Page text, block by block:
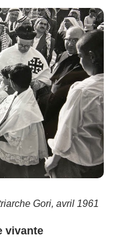
Gori, avril 1961
vivante